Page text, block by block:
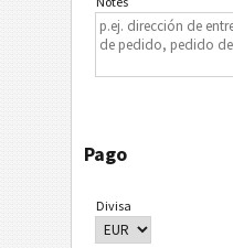
Pago
Divisa